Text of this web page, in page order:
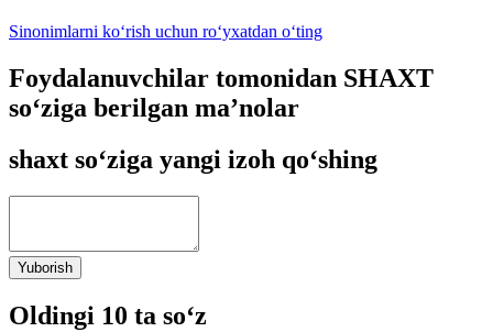
Sinonimlarni ko‘rish uchun ro‘yxatdan o‘ting
Foydalanuvchilar tomonidan SHAXT
so‘ziga berilgan ma’nolar
shaxt so‘ziga yangi izoh qo‘shing
Yuborish
Oldingi 10 ta so‘z